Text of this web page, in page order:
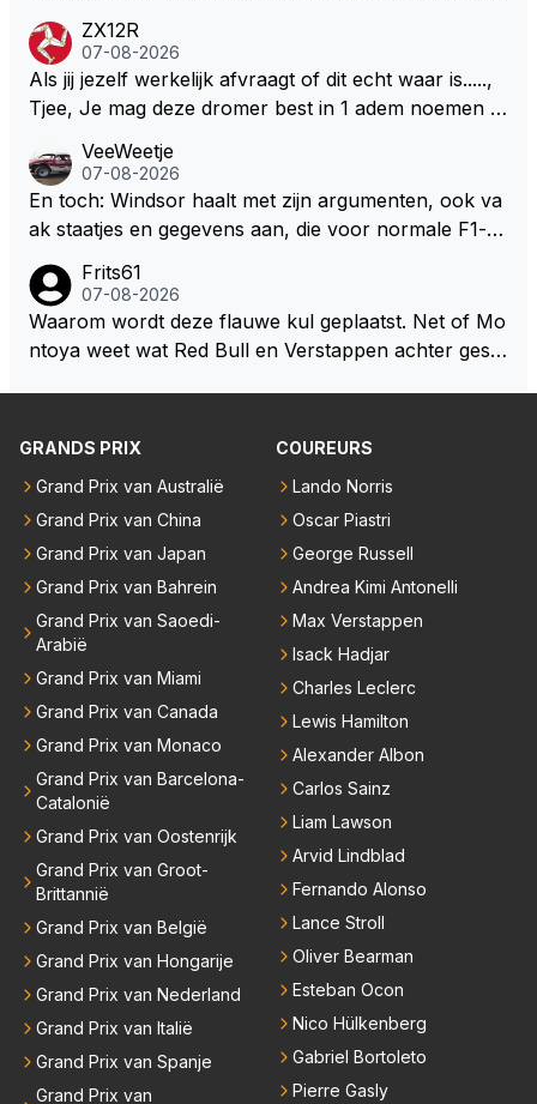
weet 🤮🤮
ZX12R
07-08-2026
Als jij jezelf werkelijk afvraagt of dit echt waar is.....,
Tjee, Je mag deze dromer best in 1 adem noemen m
aar voordragen uit eigen geest. Kan mij voorstellen d
at je het leuk vindt sprookjes te luisteren maar heb jij
jezelf dan ook wel eens afgevraagd of de dappere b
ze wolff gesneden heeft?
VeeWeetje
07-08-2026
En toch: Windsor haalt met zijn argumenten, ook va
ak staatjes en gegevens aan, die voor normale F1-fa
okies made of your own dough" 🤣
Frits61
07-08-2026
Waarom wordt deze flauwe kul geplaatst. Net of Mo
ntoya weet wat Red Bull en Verstappen achter geslo
GRANDS PRIX
Grand Prix van Australië
Grand Prix van China
Grand Prix van Japan
Grand Prix van Bahrein
Grand Prix van Saoedi-
Arabië
Grand Prix van Miami
Grand Prix van Canada
Grand Prix van Monaco
Grand Prix van Barcelona-
Catalonië
Grand Prix van Oostenrijk
Grand Prix van Groot-
Brittannië
Grand Prix van België
Grand Prix van Hongarije
Grand Prix van Nederland
Grand Prix van Italië
Grand Prix van Spanje
Grand Prix van
COUREURS
Lando Norris
Oscar Piastri
George Russell
Andrea Kimi Antonelli
Max Verstappen
Isack Hadjar
Charles Leclerc
Lewis Hamilton
Alexander Albon
Carlos Sainz
Liam Lawson
Arvid Lindblad
Fernando Alonso
Lance Stroll
Oliver Bearman
Esteban Ocon
Nico Hülkenberg
Gabriel Bortoleto
Pierre Gasly